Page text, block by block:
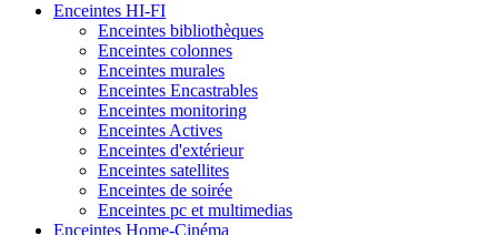
Enceintes HI-FI
Enceintes bibliothèques
Enceintes colonnes
Enceintes murales
Enceintes Encastrables
Enceintes monitoring
Enceintes Actives
Enceintes d'extérieur
Enceintes satellites
Enceintes de soirée
Enceintes pc et multimedias
Enceintes Home-Cinéma